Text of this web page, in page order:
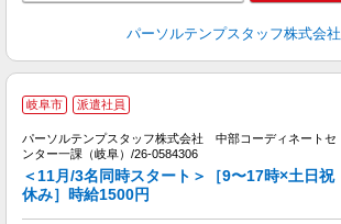
パーソルテンプスタッフ株式会社
岐阜市 派遣社員
パーソルテンプスタッフ株式会社 中部コーディネートセ
ンター一課（岐阜）/26-0584306
＜11月/3名同時スタート＞［9〜17時×土日祝
休み］時給1500円